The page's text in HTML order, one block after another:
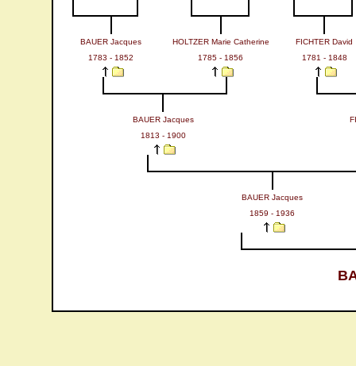
BAUER Jacques
1783 - 1852
HOLTZER Marie Catherine
1785 - 1856
FICHTER David
1781 - 1848
BAUER Jacques
1813 - 1900
BAUER Jacques
1859 - 1936